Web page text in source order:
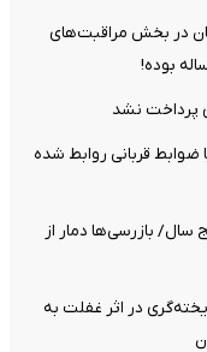
در بخش مراقبت‌های
پرداخت نشد
ضوابط قربانی روابط شده
کارگر طی پنج سال/ بازرسی‌ها دمار از
در اثر غفلت به